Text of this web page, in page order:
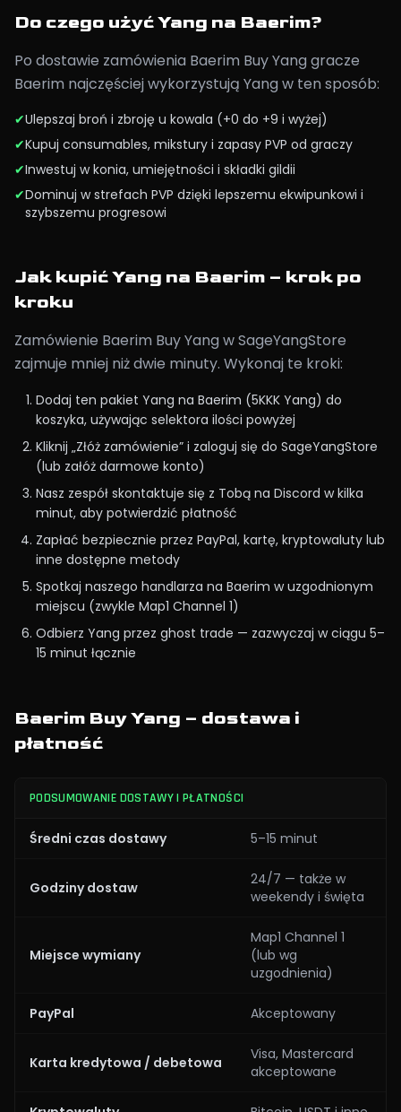
Do czego użyć Yang na Baerim?
Po dostawie zamówienia Baerim Buy Yang gracze
Baerim najczęściej wykorzystują Yang w ten sposób:
✔Ulepszaj broń i zbroję u kowala (+0 do +9 i wyżej)
✔Kupuj consumables, mikstury i zapasy PVP od graczy
✔Inwestuj w konia, umiejętności i składki gildii
✔Dominuj w strefach PVP dzięki lepszemu ekwipunkowi i
szybszemu progresowi
Jak kupić Yang na Baerim – krok po
kroku
Zamówienie Baerim Buy Yang w SageYangStore
zajmuje mniej niż dwie minuty. Wykonaj te kroki:
Dodaj ten pakiet Yang na Baerim (5KKK Yang) do
koszyka, używając selektora ilości powyżej
Kliknij „Złóż zamówienie” i zaloguj się do SageYangStore
(lub załóż darmowe konto)
Nasz zespół skontaktuje się z Tobą na Discord w kilka
minut, aby potwierdzić płatność
Zapłać bezpiecznie przez PayPal, kartę, kryptowaluty lub
inne dostępne metody
Spotkaj naszego handlarza na Baerim w uzgodnionym
miejscu (zwykle Map1 Channel 1)
Odbierz Yang przez ghost trade — zazwyczaj w ciągu 5–
15 minut łącznie
Baerim Buy Yang – dostawa i
płatność
PODSUMOWANIE DOSTAWY I PŁATNOŚCI
Średni czas dostawy 5–15 minut
Godziny dostaw
24/7 — także w
weekendy i święta
Miejsce wymiany
Map1 Channel 1
(lub wg
uzgodnienia)
PayPal Akceptowany
Karta kredytowa / debetowa
Visa, Mastercard
akceptowane